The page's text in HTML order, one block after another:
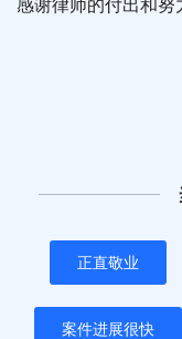
正直敬业
案件进展很快